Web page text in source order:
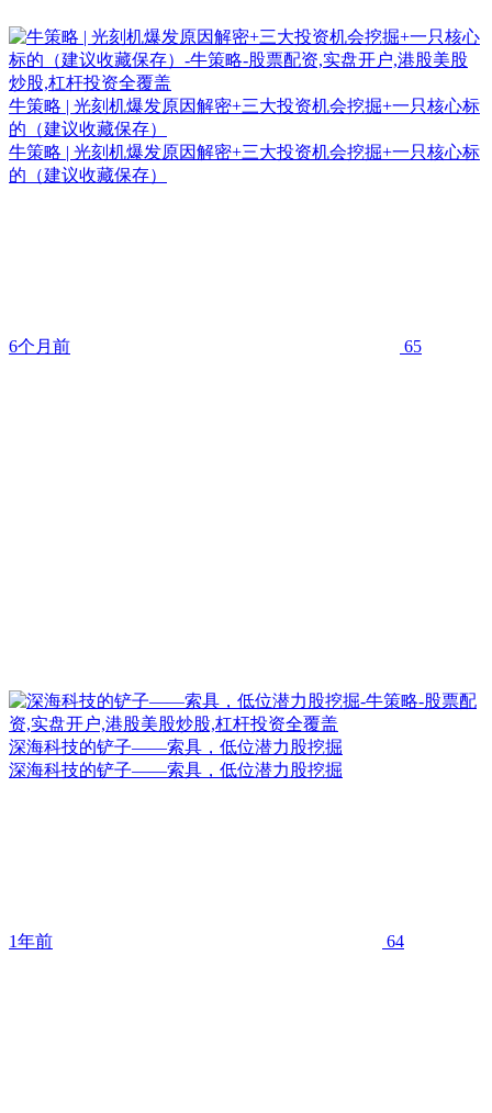
牛策略 | 光刻机爆发原因解密+三大投资机会挖掘+一只核心标
的（建议收藏保存）
牛策略 | 光刻机爆发原因解密+三大投资机会挖掘+一只核心标
的（建议收藏保存）
6个月前 65
深海科技的铲子——索具，低位潜力股挖掘
深海科技的铲子——索具，低位潜力股挖掘
1年前 64